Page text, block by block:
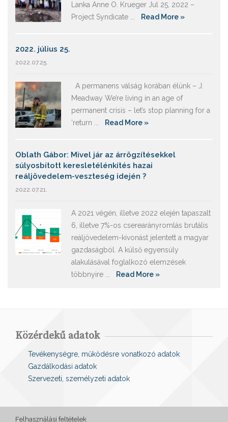
Lanka Anne O. Krueger Jul 25, 2022 –
Project Syndicate ...
Read More »
2022. július 25.
2022.07.25.
A permanens válság korában élünk – J.
Meadway We’re living in an age of
permanent crisis – let’s stop planning for a
‘return ...
Read More »
Oblath Gábor: Mivel jár az árrögzítésekkel
súlyosbított keresletélénkítés hazai
reáljövedelem-veszteség idején ?
2022.07.21.
A 2021 végén, illetve 2022 elején tapaszalt
6, illetve 7%-os cserearányromlás brutális
reáljövedelem-kivonást jelentett a magyar
gazdaságból. A külső egyensúly
alakulásával foglalkozó elemzések
többnyire ...
Read More »
Közérdekű adatok
Tevékenységre, működésre vonatkozó adatok
Gazdálkodási adatok
Szervezeti, személyzeti adatok
Felhasználási feltételek